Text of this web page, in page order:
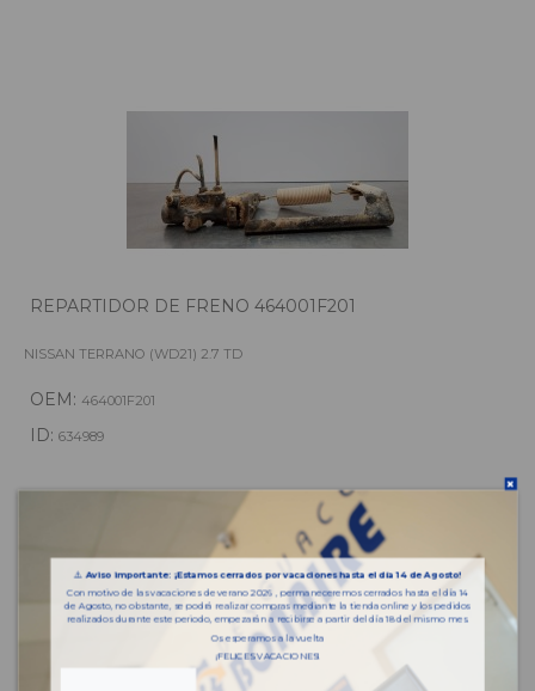
REPARTIDOR DE FRENO 464001F201
NISSAN TERRANO (WD21) 2.7 TD
OEM: 464001F201
ID: 634989
108,90 € IVA inc.
Añadir a la cesta
⚠️Aviso importante: ¡Estamos cerrados por vacaciones hasta el día 14 de Agosto!
Con motivo de las vacaciones de verano 2026 , permaneceremos cerrados hasta el día 14
de Agosto, no obstante, se podrá realizar compras mediante la tienda online y los pedidos
realizados durante este periodo, empezarán a recibirse a partir del día 18 del mismo mes.
Os esperamos a la vuelta
¡FELICES VACACIONES!